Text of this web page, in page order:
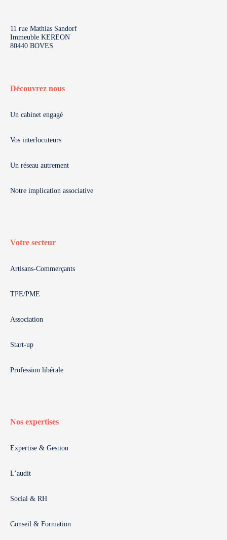
11 rue Mathias Sandorf
Immeuble KEREON
80440 BOVES
Découvrez nous
Un cabinet engagé
Vos interlocuteurs
Un réseau autrement
Notre implication associative
Votre secteur
Artisans-Commerçants
TPE/PME
Association
Start-up
Profession libérale
Nos expertises
Expertise & Gestion
L’audit
Social & RH
Conseil & Formation